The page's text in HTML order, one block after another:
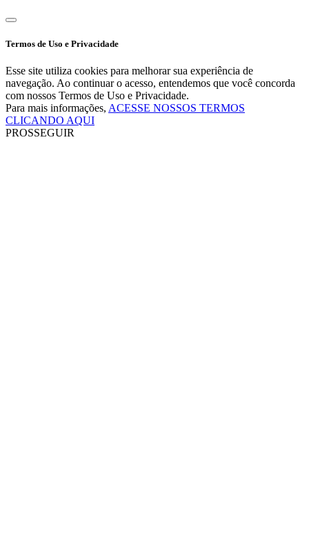
Termos de Uso e Privacidade
Esse site utiliza cookies para melhorar sua experiência de
navegação. Ao continuar o acesso, entendemos que você concorda
com nossos Termos de Uso e Privacidade.
Para mais informações, ACESSE NOSSOS TERMOS
CLICANDO AQUI
PROSSEGUIR